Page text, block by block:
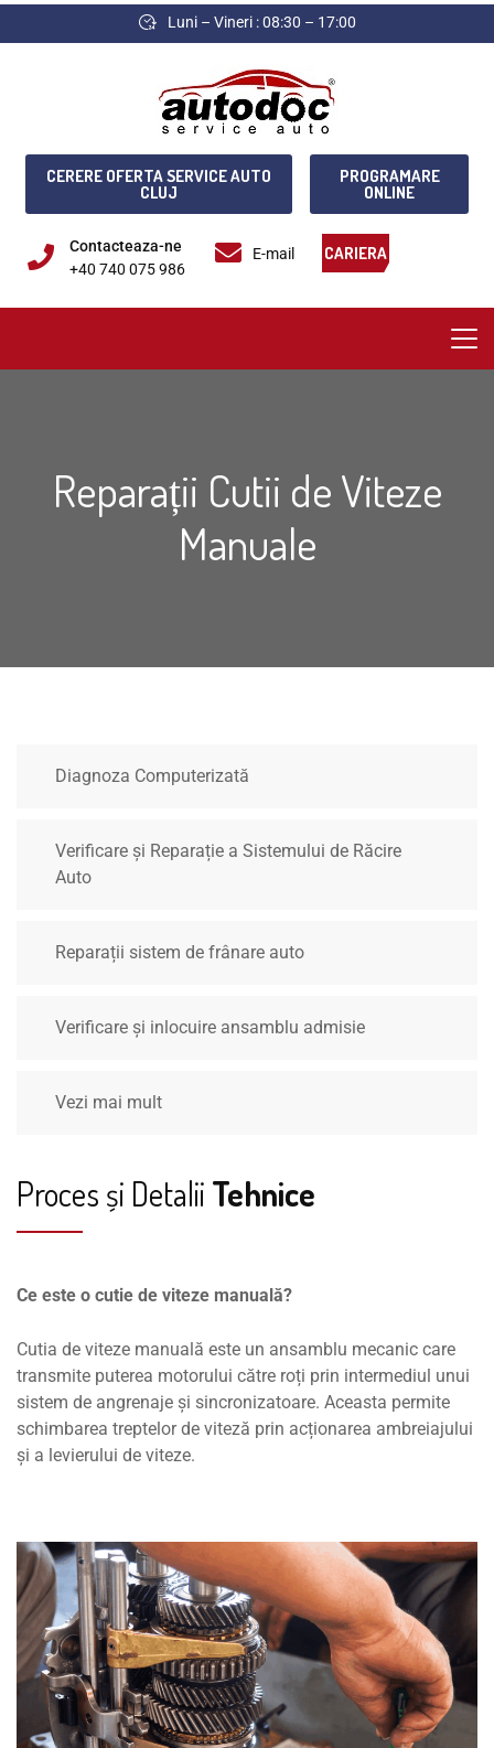
Luni – Vineri : 08:30 – 17:00
CERERE OFERTA SERVICE AUTO
CLUJ
PROGRAMARE
ONLINE
Contacteaza-ne
+40 740 075 986
E-mail CARIERA
Reparații Cutii de Viteze
Manuale
Diagnoza Computerizată
Verificare și Reparație a Sistemului de Răcire
Auto
Reparații sistem de frânare auto
Verificare și inlocuire ansamblu admisie
Vezi mai mult
Proces și Detalii Tehnice
Ce este o cutie de viteze manuală?
Cutia de viteze manuală este un ansamblu mecanic care
transmite puterea motorului către roți prin intermediul unui
sistem de angrenaje și sincronizatoare. Aceasta permite
schimbarea treptelor de viteză prin acționarea ambreiajului
și a levierului de viteze.